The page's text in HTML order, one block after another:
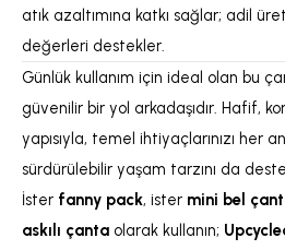
atık azaltımına katkı sağlar; adil
değerleri destekler.
Günlük kullanım için ideal olan bu
güvenilir bir yol arkadaşıdır. Hafif,
yapısıyla, temel ihtiyaçlarınızı her
sürdürülebilir yaşam tarzını da
İster fanny pack, ister mini bel
askılı çanta olarak kullanın;